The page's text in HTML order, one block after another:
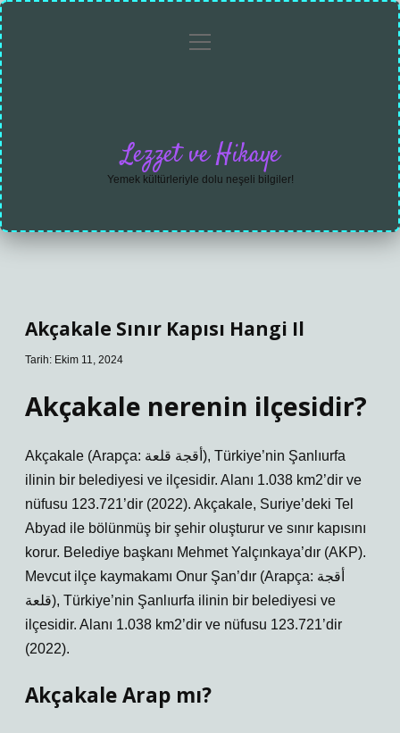
Gizlilikmenüyü
Lezzet ve Hikaye
Yemek kültürleriyle dolu neşeli bilgiler!
Akçakale Sınır Kapısı Hangi Il
Tarih: Ekim 11, 2024
Akçakale nerenin ilçesidir?
Akçakale (Arapça: أقجة قلعة), Türkiye’nin Şanlıurfa
ilinin bir belediyesi ve ilçesidir. Alanı 1.038 km2’dir ve
nüfusu 123.721’dir (2022). Akçakale, Suriye’deki Tel
Abyad ile bölünmüş bir şehir oluşturur ve sınır kapısını
korur. Belediye başkanı Mehmet Yalçınkaya’dır (AKP).
Mevcut ilçe kaymakamı Onur Şan’dır (Arapça: أقجة
قلعة), Türkiye’nin Şanlıurfa ilinin bir belediyesi ve
ilçesidir. Alanı 1.038 km2’dir ve nüfusu 123.721’dir
(2022).
Akçakale Arap mı?